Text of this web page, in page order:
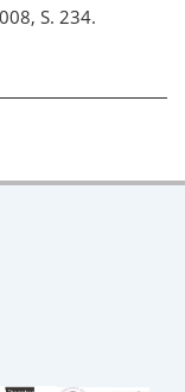
S. 234.